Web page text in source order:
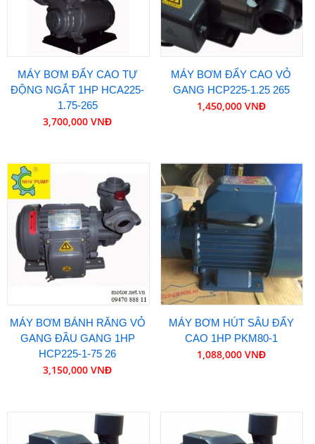
MÁY BƠM ĐẨY CAO TỰ
ĐỘNG NGẮT 1HP HCA225-
1.75-265
3,700,000 VNĐ
MÁY BƠM ĐẨY CAO VỎ
GANG HCP225-1.25 265
1,450,000 VNĐ
MÁY BƠM BÁNH RĂNG VỎ
GANG ĐẦU GANG 1HP
HCP225-1-75 26
3,150,000 VNĐ
MÁY BƠM HÚT SÂU ĐẨY
CAO 1HP PKM80-1
1,088,000 VNĐ